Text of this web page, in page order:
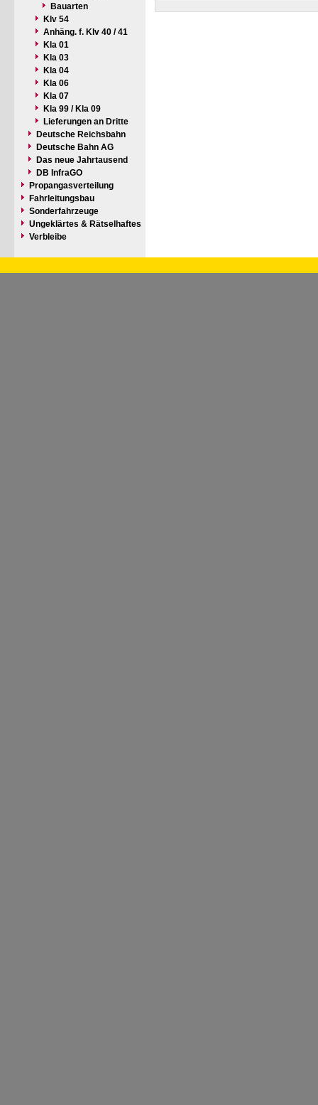
Bauarten
Klv 54
Anhäng. f. Klv 40 / 41
Kla 01
Kla 03
Kla 04
Kla 06
Kla 07
Kla 99 / Kla 09
Lieferungen an Dritte
Deutsche Reichsbahn
Deutsche Bahn AG
Das neue Jahrtausend
DB InfraGO
Propangasverteilung
Fahrleitungsbau
Sonderfahrzeuge
Ungeklärtes & Rätselhaftes
Verbleibe